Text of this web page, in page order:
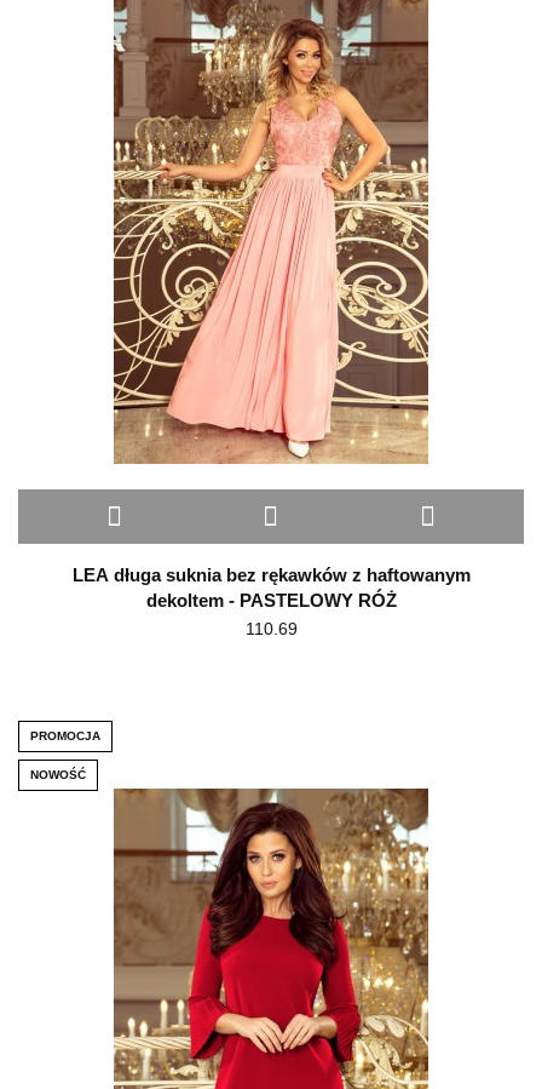
LEA długa suknia bez rękawków z haftowanym
dekoltem - PASTELOWY RÓŻ
110.69
PROMOCJA
NOWOŚĆ